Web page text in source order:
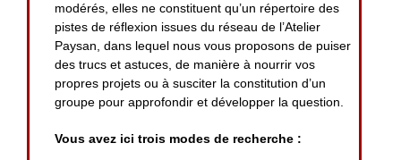
modérés, elles ne constituent qu’un répertoire des
pistes de réflexion issues du réseau de l’Atelier
Paysan, dans lequel nous vous proposons de puiser
des trucs et astuces, de manière à nourrir vos
propres projets ou à susciter la constitution d’un
groupe pour approfondir et développer la question.
Vous avez ici trois modes de recherche :